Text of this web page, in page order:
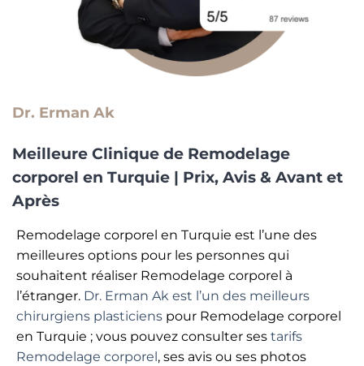
Dr. Erman Ak
Meilleure Clinique de Remodelage
corporel en Turquie | Prix, Avis & Avant et
Après
Remodelage corporel en Turquie est l’une des
meilleures options pour les personnes qui
souhaitent réaliser Remodelage corporel à
l’étranger. Dr. Erman Ak est l’un des meilleurs
chirurgiens plasticiens pour Remodelage corporel
en Turquie ; vous pouvez consulter ses tarifs
Remodelage corporel , ses avis ou ses photos